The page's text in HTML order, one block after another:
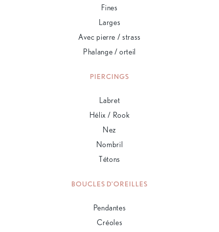
Fines
Larges
Avec pierre / strass
Phalange / orteil
PIERCINGS
Labret
Hélix / Rook
Nez
Nombril
Tétons
BOUCLES D'OREILLES
Pendantes
Créoles